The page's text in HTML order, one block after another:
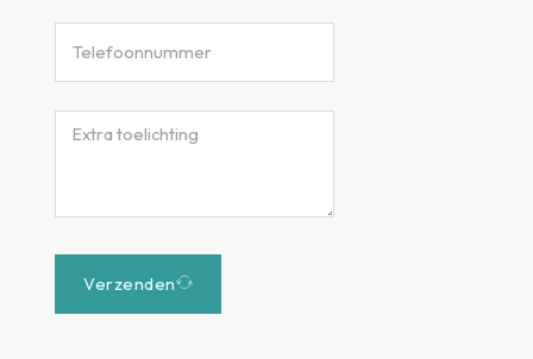
Verzenden